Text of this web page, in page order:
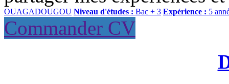
OUAGADOUGOU Niveau d'études : Bac + 3 Expérience : 5
Commander CV